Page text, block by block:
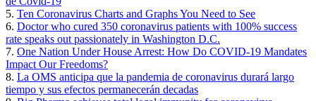
5. Ten Coronavirus Charts and Graphs You Need to See
6. Doctor who cured 350 coronavirus patients with 100% success
rate speaks out passionately in Washington D.C.
7. One Nation Under House Arrest: How Do COVID-19 Mandates
Impact Our Freedoms?
8. La OMS anticipa que la pandemia de coronavirus durará largo
tiempo y sus efectos permanecerán decadas